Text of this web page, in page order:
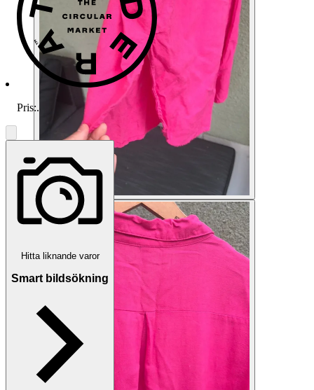
Pris:.
Hitta liknande varor
Smart bildsökning